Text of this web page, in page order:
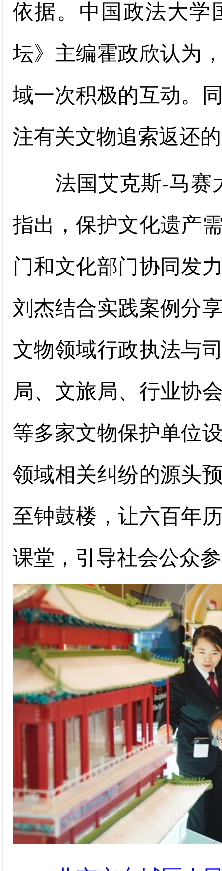
依据。中国政法大学
坛》主编霍政欣认为
域一次积极的互动。
注有关文物追索返还
法国艾克斯-马赛大
指出，保护文化遗产
门和文化部门协同发
刘杰结合实践案例分
文物领域行政执法与
局、文旅局、行业协
等多家文物保护单位
领域相关纠纷的源头
至钟鼓楼，让六百年
课堂，引导社会公众